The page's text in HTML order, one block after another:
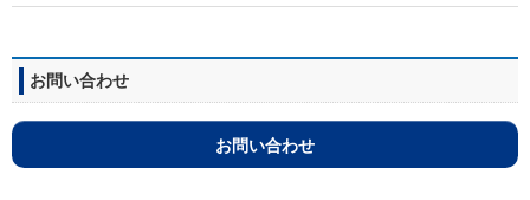
お問い合わせ
お問い合わせ